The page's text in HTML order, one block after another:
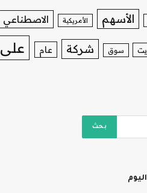
الأسهم الأمريكية الاصطناعي
سوق شركة عام على